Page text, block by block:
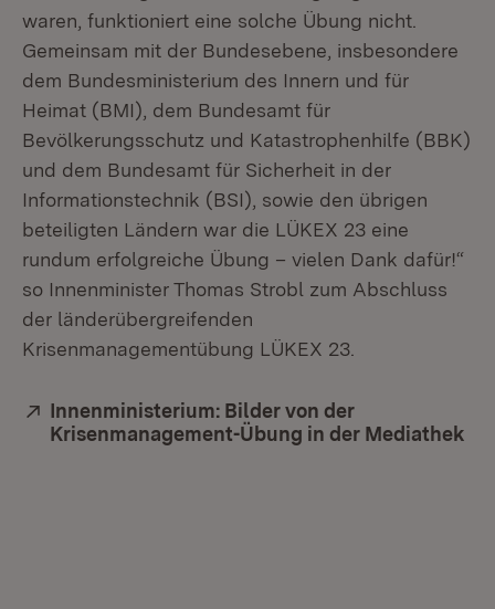
waren, funktioniert eine solche Übung nicht.
Gemeinsam mit der Bundesebene, insbesondere
dem Bundesministerium des Innern und für
Heimat (BMI), dem Bundesamt für
Bevölkerungsschutz und Katastrophenhilfe (BBK)
und dem Bundesamt für Sicherheit in der
Informationstechnik (BSI), sowie den übrigen
beteiligten Ländern war die LÜKEX 23 eine
rundum erfolgreiche Übung – vielen Dank dafür!“
so Innenminister Thomas Strobl zum Abschluss
der länderübergreifenden
Krisenmanagementübung LÜKEX 23.
Extern:
Innenministerium: Bilder von der
Krisenmanagement-Übung in der Mediathek